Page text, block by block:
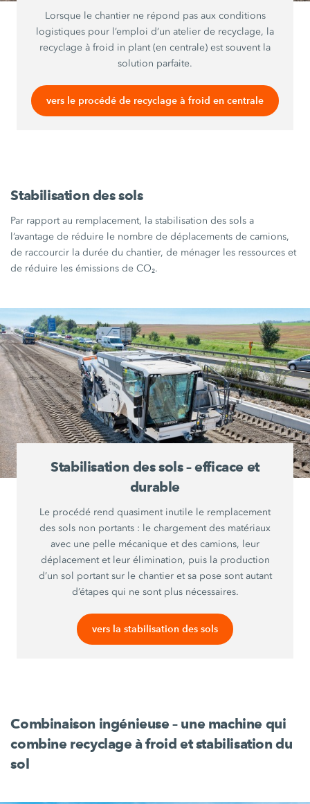
Lorsque le chantier ne répond pas aux conditions
logistiques pour l’emploi d’un atelier de recyclage, la
recyclage à froid in plant (en centrale) est souvent la
solution parfaite.
vers le procédé de recyclage à froid en centrale
Stabilisation des sols
Par rapport au remplacement, la stabilisation des sols a
l’avantage de réduire le nombre de déplacements de camions,
de raccourcir la durée du chantier, de ménager les ressources et
de réduire les émissions de CO₂.
Stabilisation des sols – efficace et
durable
Le procédé rend quasiment inutile le remplacement
des sols non portants : le chargement des matériaux
avec une pelle mécanique et des camions, leur
déplacement et leur élimination, puis la production
d’un sol portant sur le chantier et sa pose sont autant
d’étapes qui ne sont plus nécessaires.
vers la stabilisation des sols
Combinaison ingénieuse – une machine qui
combine recyclage à froid et stabilisation du
sol